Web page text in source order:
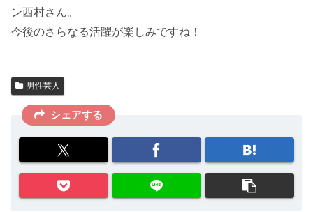
ン西村さん。
今後のさらなる活躍が楽しみですね！
男性芸人
シェアする